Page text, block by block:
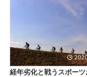
経年劣化と戦うスポー